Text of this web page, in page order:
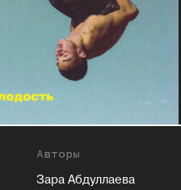
Авторы
Зара Абдуллаева